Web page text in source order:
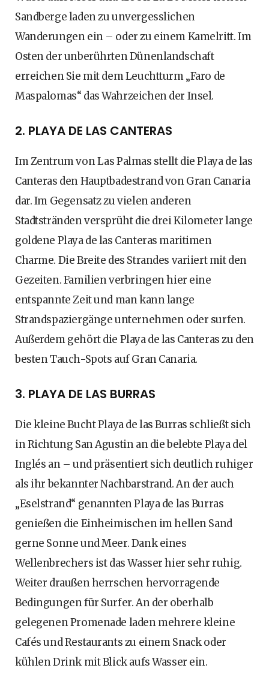
Sandberge laden zu unvergesslichen
Wanderungen ein – oder zu einem Kamelritt. Im
Osten der unberührten Dünenlandschaft
erreichen Sie mit dem Leuchtturm „Faro de
Maspalomas“ das Wahrzeichen der Insel.
2. PLAYA DE LAS CANTERAS
Im Zentrum von Las Palmas stellt die Playa de las
Canteras den Hauptbadestrand von Gran Canaria
dar. Im Gegensatz zu vielen anderen
Stadtstränden versprüht die drei Kilometer lange
goldene Playa de las Canteras maritimen
Charme. Die Breite des Strandes variiert mit den
Gezeiten. Familien verbringen hier eine
entspannte Zeit und man kann lange
Strandspaziergänge unternehmen oder surfen.
Außerdem gehört die Playa de las Canteras zu den
besten Tauch-Spots auf Gran Canaria.
3. PLAYA DE LAS BURRAS
Die kleine Bucht Playa de las Burras schließt sich
in Richtung San Agustin an die belebte Playa del
Inglés an – und präsentiert sich deutlich ruhiger
als ihr bekannter Nachbarstrand. An der auch
„Eselstrand“ genannten Playa de las Burras
genießen die Einheimischen im hellen Sand
gerne Sonne und Meer. Dank eines
Wellenbrechers ist das Wasser hier sehr ruhig.
Weiter draußen herrschen hervorragende
Bedingungen für Surfer. An der oberhalb
gelegenen Promenade laden mehrere kleine
Cafés und Restaurants zu einem Snack oder
kühlen Drink mit Blick aufs Wasser ein.